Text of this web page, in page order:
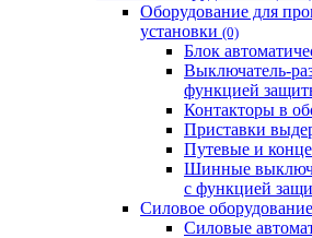
Оборудование для
установки (0)
Блок
Выключатель-
функцией
Контакторы в
Приставки
Путевые и
Шинные
с функцией
Силовое
Силовые